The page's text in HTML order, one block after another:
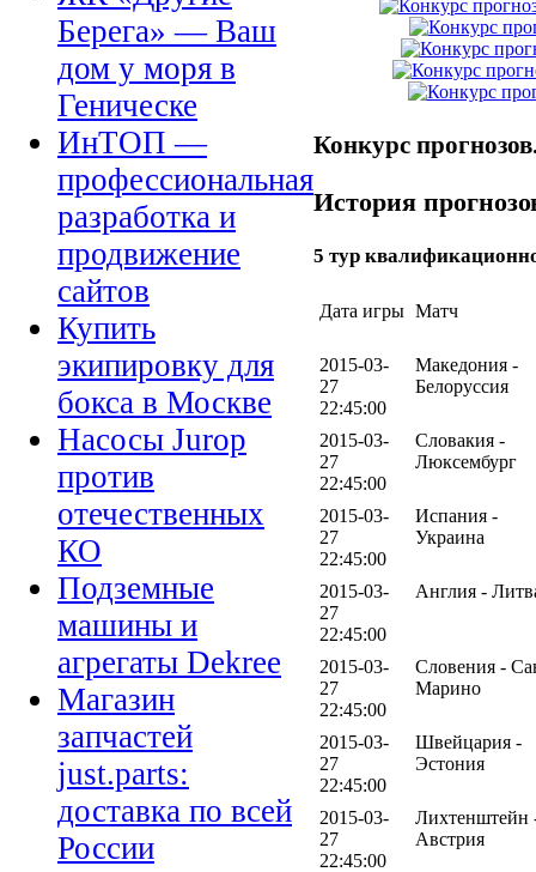
Берега» — Ваш
дом у моря в
Геническе
ИнТОП —
профессиональная
разработка и
продвижение
сайтов
Купить
экипировку для
бокса в Москве
Насосы Jurop
против
отечественных
КО
Подземные
машины и
агрегаты Dekree
Магазин
запчастей
just.parts:
доставка по всей
России
Конкурс
История
5 тур
Дата игры Матч
2015-03-
27
22:45:00
Македония -
Белоруссия
2015-03-
27
22:45:00
Словакия -
Люксембург
2015-03-
27
22:45:00
Испания -
Украина
2015-03-
27
22:45:00
Англия -
2015-03-
27
22:45:00
Словения -
Марино
2015-03-
27
22:45:00
Швейцария -
Эстония
2015-03-
27
22:45:00
Лихтенштейн
Австрия